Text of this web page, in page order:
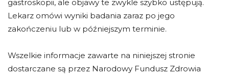
gastroskopii, ale objawy te zwykle szybko ustępują.
Lekarz omówi wyniki badania zaraz po jego
zakończeniu lub w późniejszym terminie.
Wszelkie informacje zawarte na niniejszej stronie
dostarczane są przez Narodowy Fundusz Zdrowia